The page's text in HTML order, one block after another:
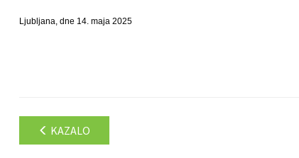
Ljubljana, dne 14. maja 2025
KAZALO